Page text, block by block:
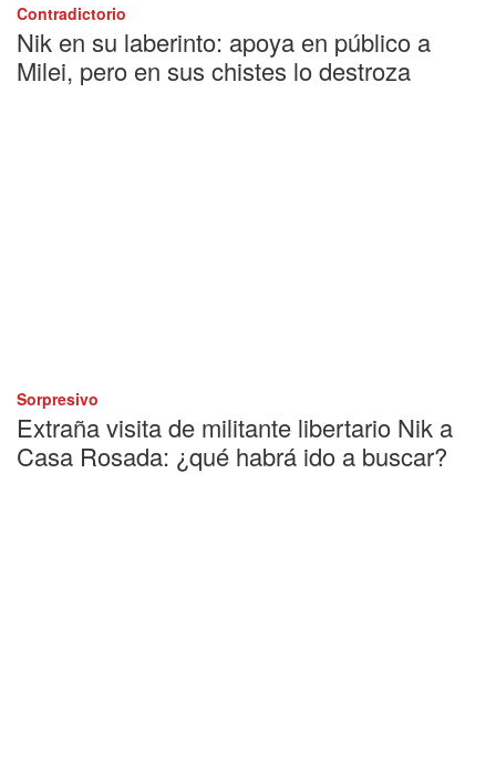
Contradictorio
Nik en su laberinto: apoya en público a
Milei, pero en sus chistes lo destroza
Sorpresivo
Extraña visita de militante libertario Nik a
Casa Rosada: ¿qué habrá ido a buscar?